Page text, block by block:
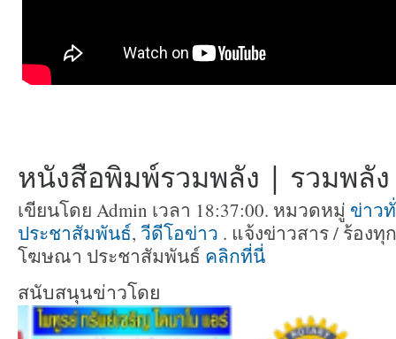
หนังสือพิมพ์รวมพลัง | รวมพลั
เขียนโดย Admin เวลา 18:37:00. หมวดหมู่ ข่าว
ประชาสัมพันธ์, วีดีโอข่าว . แจ้งข่าวสาร / ร้อง
โฆษณา ประชาสัมพันธ์ คลิกที่นี่
สนับสนุนข่าวโดย